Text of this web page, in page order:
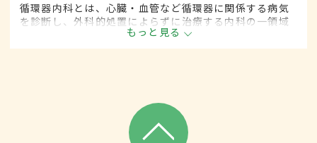
循環器内科とは、心臓・血管など循環器に関係する病気
を診断し、外科的処置によらずに治療する内科の一領域
です。平成20年4月の制度改正前は、循環器科と呼ばれ
ていました。
もっと見る